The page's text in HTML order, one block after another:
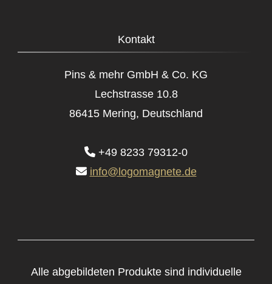
Kontakt
Pins & mehr GmbH & Co. KG
Lechstrasse 10.8
86415 Mering, Deutschland
+49 8233 79312-0
info@logomagnete.de
Alle abgebildeten Produkte sind individuelle